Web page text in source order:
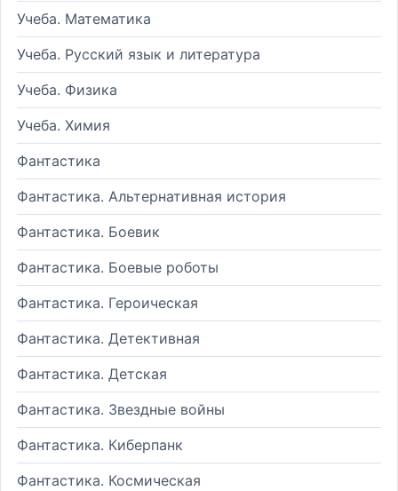
Учеба. Математика
Учеба. Русский язык и литература
Учеба. Физика
Учеба. Химия
Фантастика
Фантастика. Альтернативная история
Фантастика. Боевик
Фантастика. Боевые роботы
Фантастика. Героическая
Фантастика. Детективная
Фантастика. Детская
Фантастика. Звездные войны
Фантастика. Киберпанк
Фантастика. Космическая